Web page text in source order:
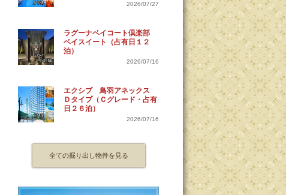
2026/07/27
ラグーナベイコート倶楽部
ベイスイート（占有日１２
泊）
2026/07/16
エクシブ 鳥羽アネックス
Ｄタイプ（Ｃグレード・占有
日２６泊）
2026/07/16
全ての掘り出し物件を見る